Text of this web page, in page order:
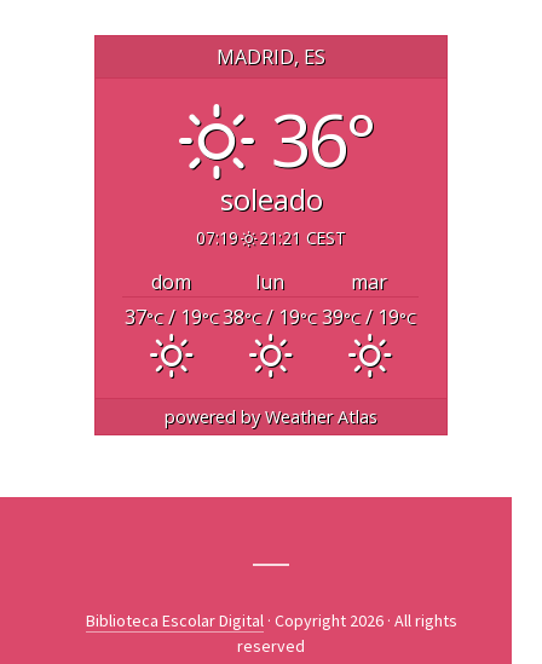
MADRID, ES
36°
soleado
07:19 21:21 CEST
dom lun
mar
37°C/ 19°C38°C/ 19°C 39°C/ 19°C
powered byWeather Atlas
Biblioteca Escolar Digital · Copyright 2026 · All rights
reserved